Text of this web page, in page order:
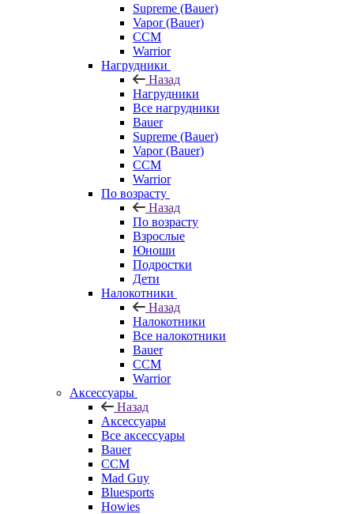
Supreme (Bauer)
Vapor (Bauer)
CCM
Warrior
Нагрудники
Назад
Нагрудники
Все нагрудники
Bauer
Supreme (Bauer)
Vapor (Bauer)
CCM
Warrior
По возрасту
Назад
По возрасту
Взрослые
Юноши
Подростки
Дети
Налокотники
Назад
Налокотники
Все налокотники
Bauer
CCM
Warrior
Аксессуары
Назад
Аксессуары
Все аксессуары
Bauer
CCM
Mad Guy
Bluesports
Howies